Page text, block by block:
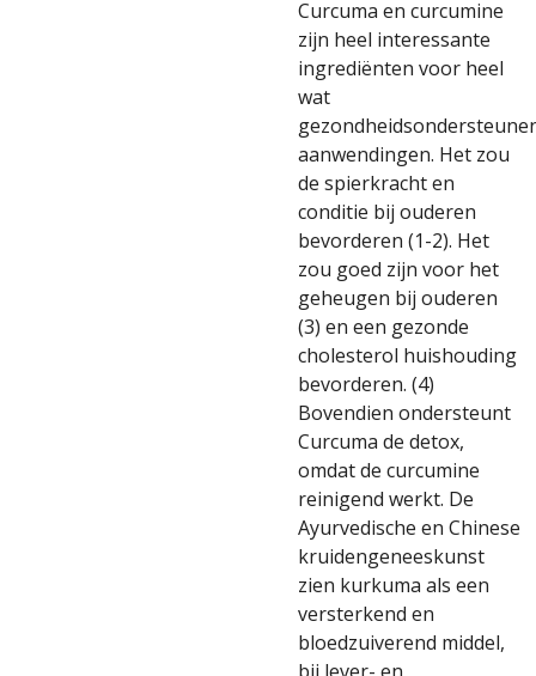
Curcuma en curcumine
zijn heel interessante
ingrediënten voor heel
wat
aanwendingen. Het zou
de spierkracht en
conditie bij ouderen
bevorderen (1-2). Het
zou goed zijn voor het
geheugen bij ouderen
(3) en een gezonde
cholesterol huishouding
bevorderen. (4)
Bovendien ondersteunt
Curcuma de detox,
omdat de curcumine
reinigend werkt. De
Ayurvedische en Chinese
kruidengeneeskunst
zien kurkuma als een
versterkend en
bloedzuiverend middel,